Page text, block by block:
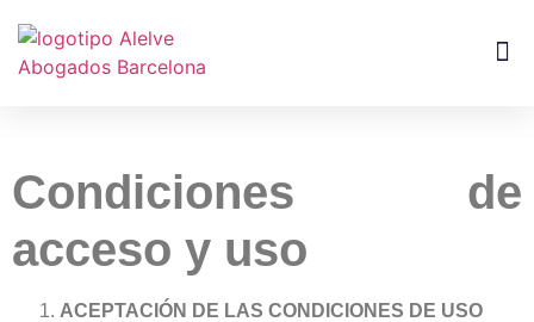
Condiciones de
acceso y uso
ACEPTACIÓN DE LAS CONDICIONES DE USO